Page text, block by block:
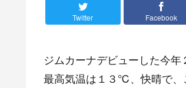
Twitter Facebook
ジムカーナデビューした今年
最高気温は１３℃、快晴で、